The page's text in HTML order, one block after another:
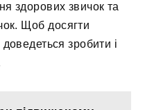
здорових звичок та
Щоб досягти
зробити і